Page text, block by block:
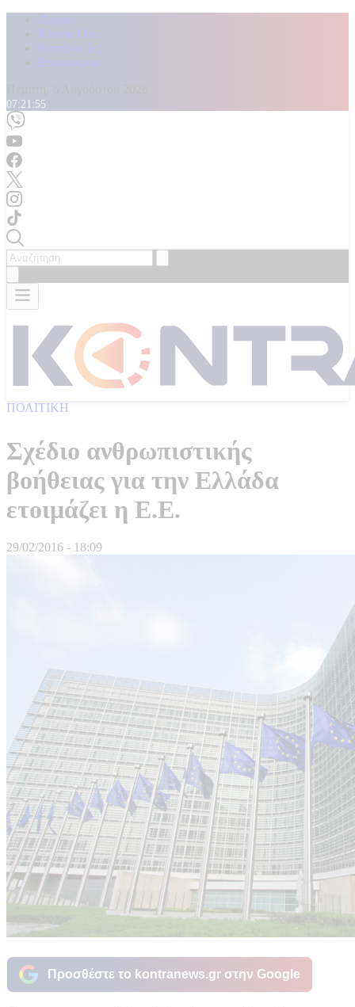
Αρχική
Kontra Live
Καταγγελίες
Επικοινωνία
07:21:57
ΠΟΛΙΤΙΚΗ
Σχέδιο ανθρωπιστικής
βοήθειας για την Ελλάδα
ετοιμάζει η Ε.Ε.
29/02/2016 - 18:09
Προσθέστε το kontranews.gr στην Google